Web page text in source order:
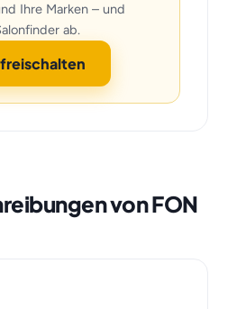
Ihre Marken – und
ab.
von FON